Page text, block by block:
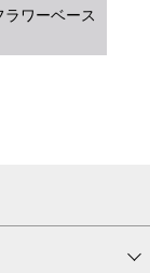
ワーベース